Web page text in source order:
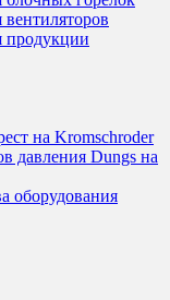
продукции
на Kromschroder
давления Dungs на
оборудования